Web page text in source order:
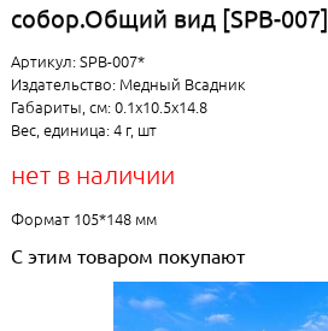
собор.Общий вид [SPB-007]
Артикул: SPB-007*
Издательство: Медный Всадник
Габариты, см: 0.1x10.5x14.8
Вес, единица: 4 г, шт
нет в наличии
Формат 105*148 мм
С этим товаром покупают